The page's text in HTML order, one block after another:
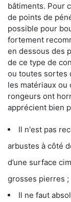
bâtiments. Pour
de points de
possible pour
fortement
en dessous des
de ce type de
ou toutes sortes
les matériaux ou
rongeurs ont
apprécient bien
Il n'est pas
arbustes à côté
d’une surface
grosses pierres ;
Il ne faut